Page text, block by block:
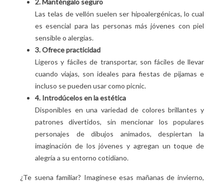
Las telas de vellón suelen ser hipoalergénicas, lo cual
es esencial para las personas más jóvenes con piel
sensible o alergias.
3. Ofrece practicidad
Ligeros y fáciles de transportar, son fáciles de llevar
cuando viajas, son ideales para fiestas de pijamas e
incluso se pueden usar como picnic.
4. Introdúcelos en la estética
Disponibles en una variedad de colores brillantes y
patrones divertidos, sin mencionar los populares
personajes de dibujos animados, despiertan la
imaginación de los jóvenes y agregan un toque de
alegría a su entorno cotidiano.
¿Te suena familiar? Imagínese esas mañanas de invierno,